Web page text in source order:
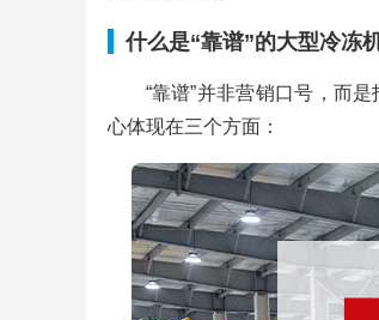
什么是“靠谱”的大型冷冻
“靠谱”并非营销口号，而
心体现在三个方面：